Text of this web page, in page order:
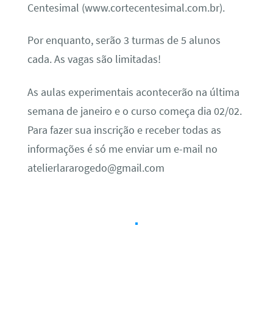
Centesimal (www.cortecentesimal.com.br).
Por enquanto, serão 3 turmas de 5 alunos
cada. As vagas são limitadas!
As aulas experimentais acontecerão na última
semana de janeiro e o curso começa dia 02/02.
Para fazer sua inscrição e receber todas as
informações é só me enviar um e-mail no
atelierlararogedo@gmail.com